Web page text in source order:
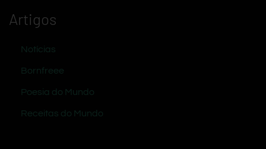
Artigos
Notícias
Bornfreee
Poesia do Mundo
Receitas do Mundo